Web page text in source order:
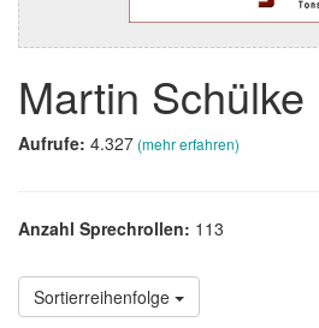
Martin Schülke
Aufrufe: 4.327(mehr erfahren)
Anzahl Sprechrollen: 113
Sortierreihenfolge